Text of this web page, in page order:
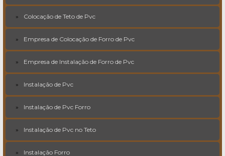
Colocação de Teto de Pvc
Empresa de Colocação de Forro de Pvc
Empresa de Instalação de Forro de Pvc
Instalação de Pvc
Instalação de Pvc Forro
Instalação de Pvc no Teto
Instalação Forro